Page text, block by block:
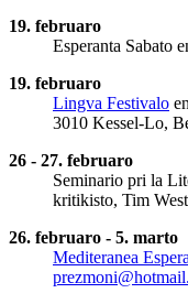
19. februaro
Esperanta Sabato
19. februaro
Lingva Festivalo
3010 Kessel-Lo,
26 - 27. februaro
Seminario pri la
kritikisto, Tim
26. februaro - 5. marto
Mediteranea